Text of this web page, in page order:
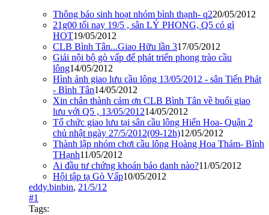
Thông báo sinh hoạt nhóm bình thạnh- q220/05/2012
21g00 tối nay 19/5 , sân LÝ PHONG, Q5 có gì
HOT19/05/2012
CLB Bình Tân...Giao Hữu lần 317/05/2012
Giải nội bộ gò vấp để phát triển phong trào cầu
lông14/05/2012
Hình ảnh giao lưu cầu lông 13/05/2012 - sân Tiến Phát
- Bình Tân14/05/2012
Xin chân thành cảm ơn CLB Bình Tân về buổi giao
lưu với Q5 , 13/05/201214/05/2012
Tổ chức giao lưu tại sân cầu lông Hiển Hoa- Quận 2
chủ nhật ngày 27/5/2012(09-12h)12/05/2012
Thành lập nhóm chơi cầu lông Hoàng Hoa Thám- Bình
THạnh11/05/2012
Ai đầu tư chứng khoán báo danh nào?11/05/2012
Hội tập tạ Gò Vấp10/05/2012
eddy.binbin, 21/5/12
#1
Tags: